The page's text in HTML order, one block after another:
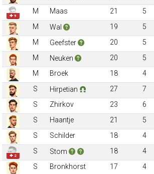
✚ 9
M Maas 21 5
M
Wal 19 5
M
Geefster 20 5
M
Neuken 20 5
M
Broek 18 4
S
Hirpetian 27 7
S
Zhirkov 23 6
S
Haantje 21 5
S
Schilder 18 4
✚ 2
S Stom 18 4
S
Bronkhorst 17 4